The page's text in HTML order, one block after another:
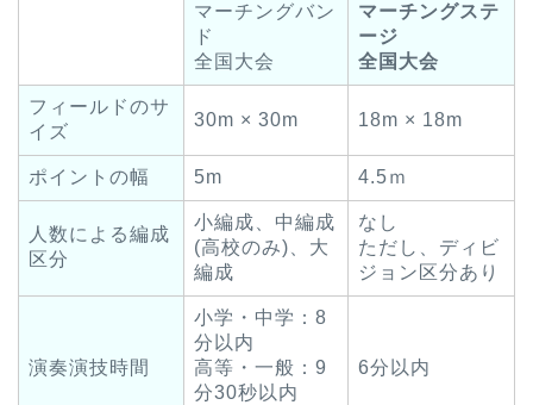
マーチングバン
ド
全国大会
マーチングステ
ージ
全国大会
フィールドのサ
イズ
30m × 30m 18m × 18m
ポイントの幅 5m 4.5ｍ
人数による編成
区分
小編成、中編成
(高校のみ)、大
編成
なし
ただし、ディビ
ジョン区分あり
演奏演技時間
小学・中学：8
分以内
高等・一般：9
分30秒以内
6分以内